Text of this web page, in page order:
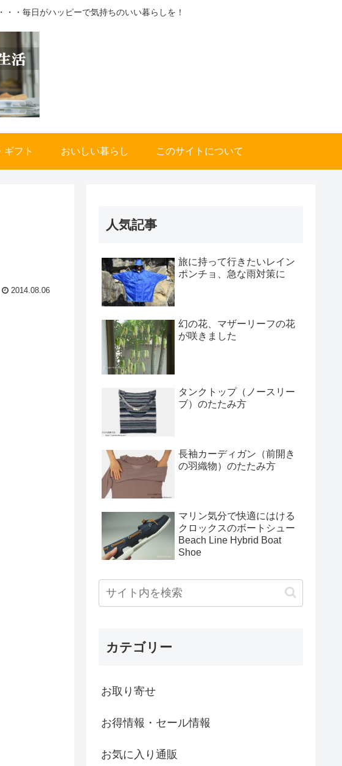
・毎日がハッピーで気持ちのいい暮らしを！
ギフト おいしい暮らし このサイトについて
2014.08.06
人気記事
旅に持って行きたいレイン
ポンチョ、急な雨対策に
幻の花、マザーリーフの花
が咲きました
タンクトップ（ノースリー
ブ）のたたみ方
長袖カーディガン（前開き
の羽織物）のたたみ方
マリン気分で快適にはける
クロックスのボートシュー
Beach Line Hybrid Boat
Shoe
カテゴリー
お取り寄せ
お得情報・セール情報
お気に入り通販